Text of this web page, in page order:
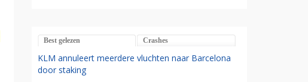
Best gelezen Crashes
KLM annuleert meerdere vluchten naar Barcelona
door staking